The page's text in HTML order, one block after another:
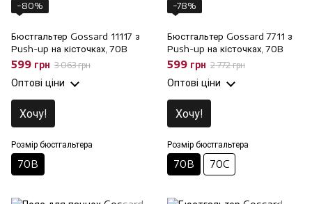
−80%
Бюстгальтер Gossard 11117 з
Push-up на кісточках, 70B
599 грн 3 063 грн
Оптові ціни
Хочу!
Розмір бюстгальтера
70B
−78%
Бюстгальтер Gossard 7711 з
Push-up на кісточках, 70B
599 грн 2 772 грн
Оптові ціни
Хочу!
Розмір бюстгальтера
70B 70C